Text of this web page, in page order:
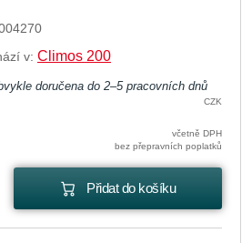
v: Climos 200
doručena do 2–5 pracovních dnů
CZK
včetně DPH
bez přepravních poplatků
Přidat do košíku